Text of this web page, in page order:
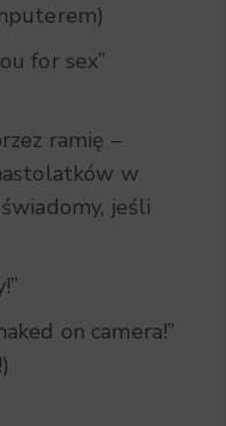
for sex”
ramię –
w
jeśli
on camera!”